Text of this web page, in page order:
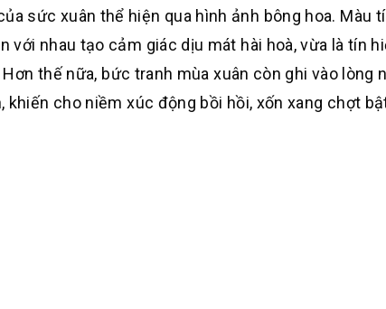
sức xuân thể hiện qua hình ảnh bông hoa. Màu
với nhau tạo cảm giác dịu mát hài hoà, vừa là tín
thế nữa, bức tranh mùa xuân còn ghi vào lòng
cho niềm xúc động bồi hồi, xốn xang chợt